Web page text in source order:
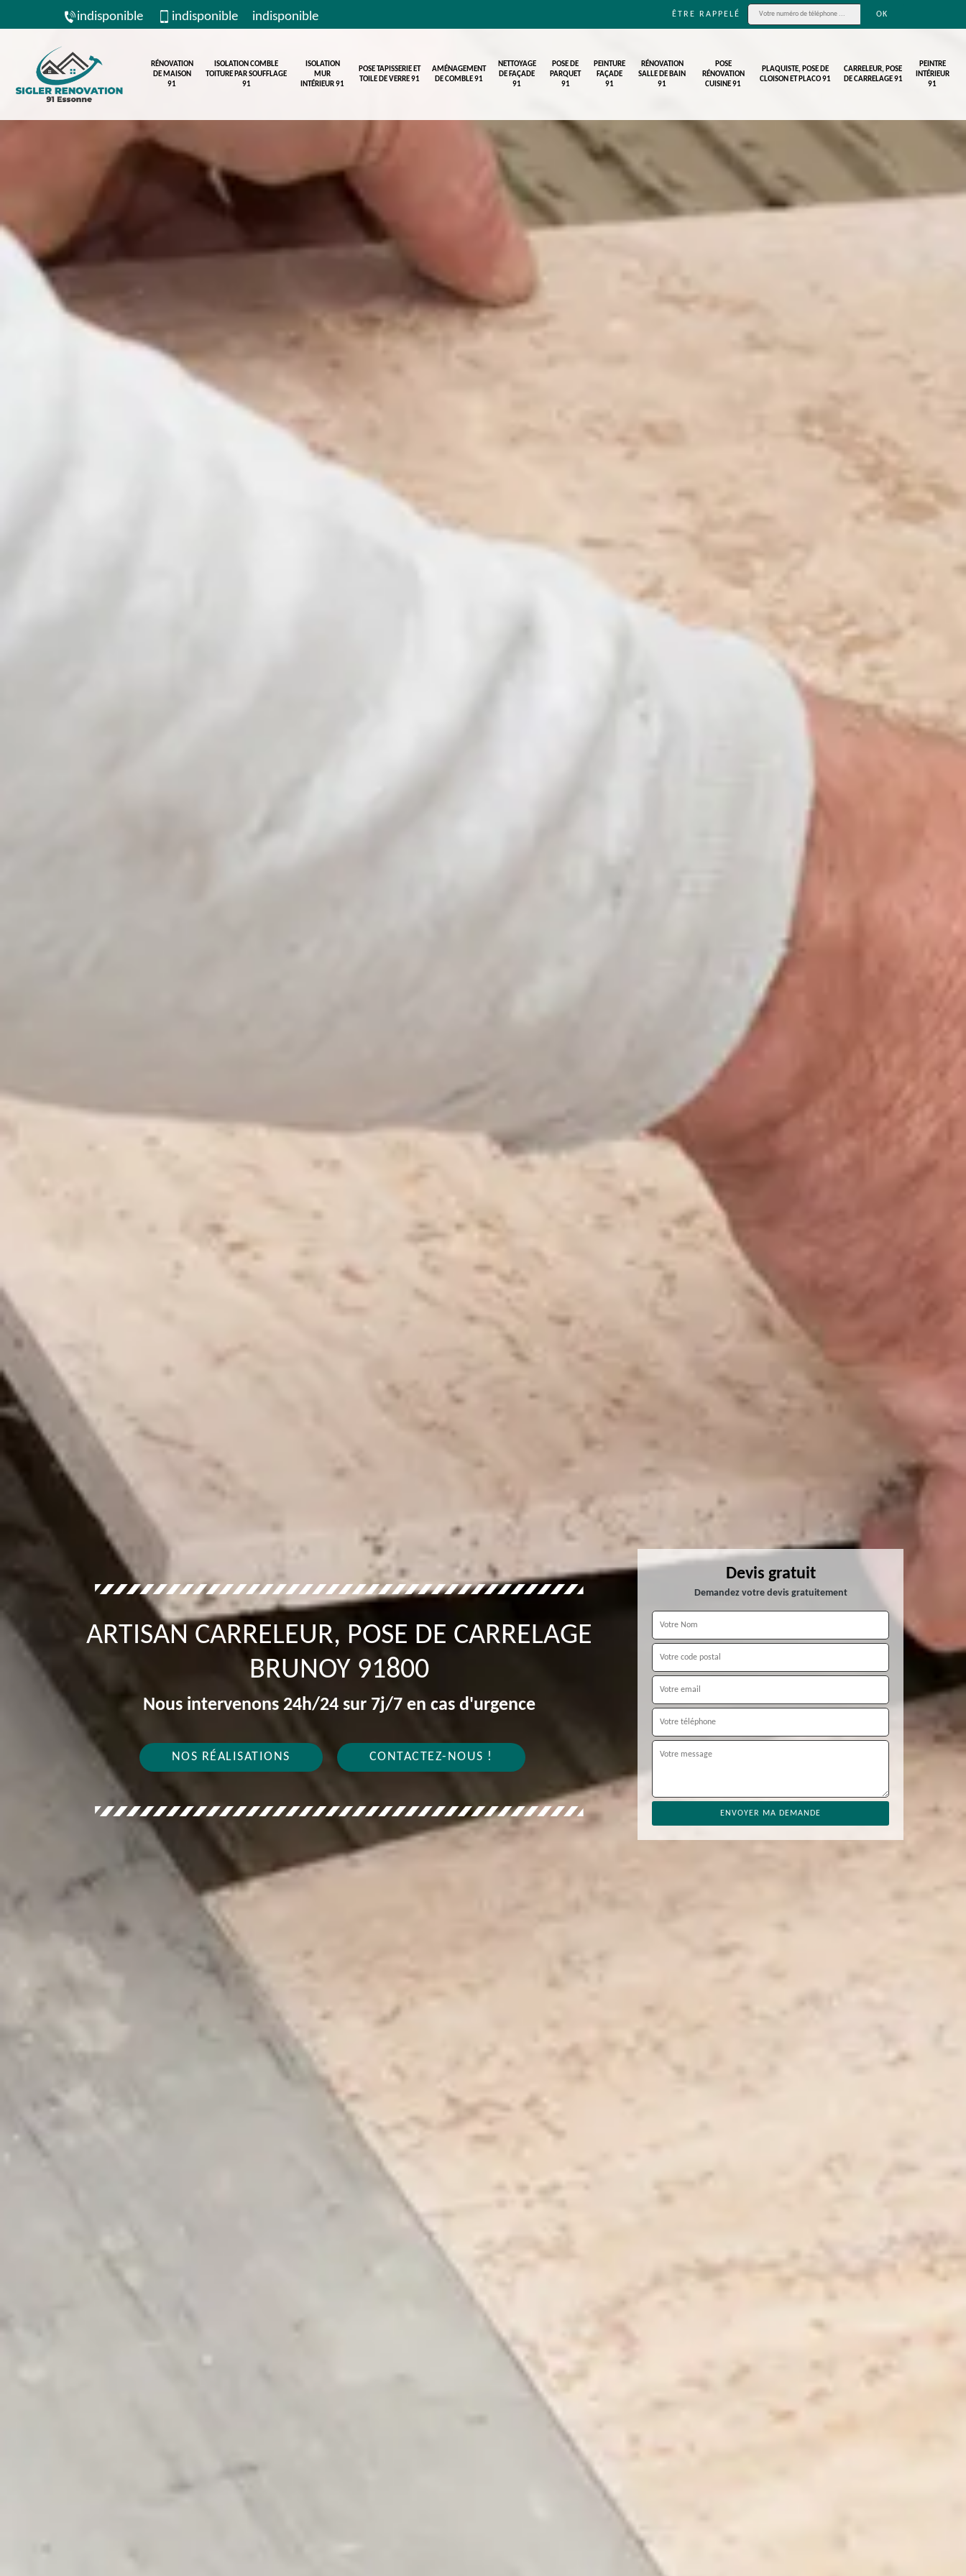
indisponible indisponible indisponible ÊTRE RAPPELÉ
RÉNOVATION
DE MAISON
91
ISOLATION COMBLE
TOITURE PAR SOUFFLAGE
91
ISOLATION
MUR
INTÉRIEUR 91
POSE TAPISSERIE ET
TOILE DE VERRE 91
AMÉNAGEMENT
DE COMBLE 91
NETTOYAGE
DE FAÇADE
91
POSE DE
PARQUET
91
PEINTURE
FAÇADE
91
RÉNOVATION
SALLE DE BAIN
91
POSE
RÉNOVATION
CUISINE 91
PLAQUISTE, POSE DE
CLOISON ET PLACO 91
CARRELEUR, POSE
DE CARRELAGE 91
PEINTRE
INTÉRIEUR
91
ARTISAN CARRELEUR, POSE DE CARRELAGE
BRUNOY 91800
Nous intervenons 24h/24 sur 7j/7 en cas d'urgence
NOS RÉALISATIONS CONTACTEZ-NOUS !
Devis gratuit
Demandez votre devis gratuitement